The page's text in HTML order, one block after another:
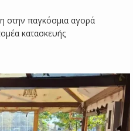
στην παγκόσμια αγορά
κατασκευής